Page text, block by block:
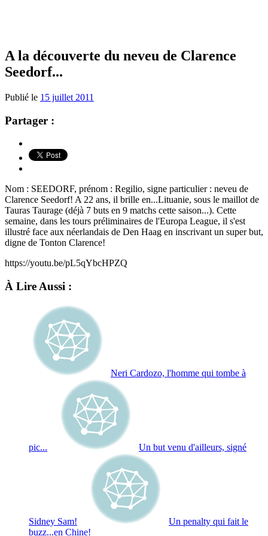
A la découverte du neveu de Clarence
Seedorf...
Publié le 15 juillet 2011
Partager :
Nom : SEEDORF, prénom : Regilio, signe particulier : neveu de
Clarence Seedorf! A 22 ans, il brille en...Lituanie, sous le maillot de
Tauras Taurage (déjà 7 buts en 9 matchs cette saison...). Cette
semaine, dans les tours préliminaires de l'Europa League, il s'est
illustré face aux néerlandais de Den Haag en inscrivant un super but,
digne de Tonton Clarence!
https://youtu.be/pL5qYbcHPZQ
À Lire Aussi :
Neri Cardozo, l'homme qui tombe à
pic... Un but venu d'ailleurs, signé
Sidney Sam!
Un penalty qui fait le
buzz...en Chine!